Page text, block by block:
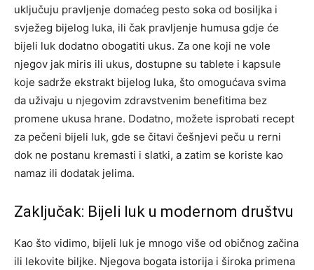
uključuju pravljenje domaćeg pesto soka od bosiljka i
svježeg bijelog luka, ili čak pravljenje humusa gdje će
bijeli luk dodatno obogatiti ukus. Za one koji ne vole
njegov jak miris ili ukus, dostupne su tablete i kapsule
koje sadrže ekstrakt bijelog luka, što omogućava svima
da uživaju u njegovim zdravstvenim benefitima bez
promene ukusa hrane. Dodatno, možete isprobati recept
za pečeni bijeli luk, gde se čitavi češnjevi peču u rerni
dok ne postanu kremasti i slatki, a zatim se koriste kao
namaz ili dodatak jelima.
Zaključak: Bijeli luk u modernom društvu
Kao što vidimo, bijeli luk je mnogo više od običnog začina
ili lekovite biljke. Njegova bogata istorija i široka primena